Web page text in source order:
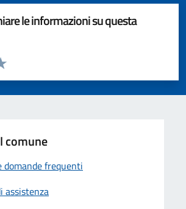
le informazioni su questa
pagina
5 stelle su 5
4 stelle su 5
su 5
su 5
5
comune
domande frequenti
assistenza